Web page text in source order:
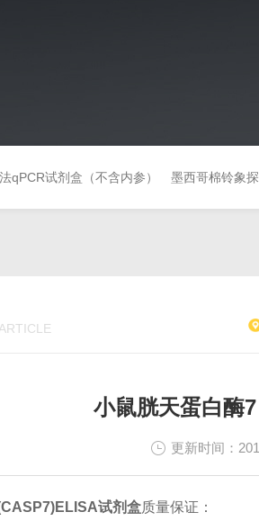
qPCR试剂盒（不含内参） 墨西哥棉铃象探针法
小鼠胱天蛋白酶
更新时间：
试剂盒质量保证：